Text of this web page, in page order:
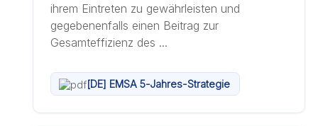
ihrem Eintreten zu gewährleisten und
gegebenenfalls einen Beitrag zur
Gesamteffizienz des ...
[DE] EMSA 5-Jahres-Strategie